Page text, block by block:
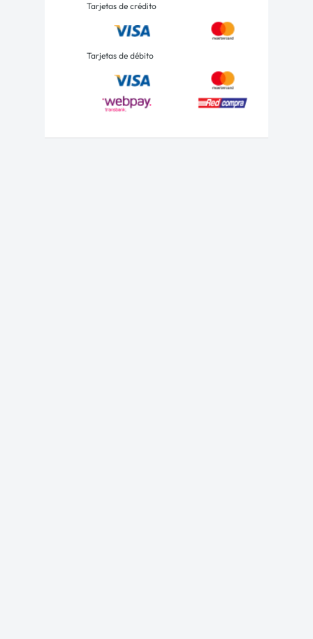
Tarjetas de crédito
Tarjetas de débito